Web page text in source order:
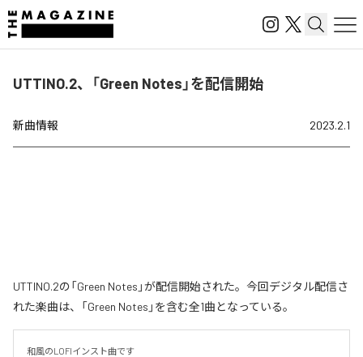
UTTINO.2、「Green Notes」を配信開始
新曲情報 2023.2.1
UTTINO.2の「Green Notes」が配信開始された。今回デジタル配信さ
れた楽曲は、「Green Notes」を含む全1曲となっている。
和風のLOFIインスト曲です